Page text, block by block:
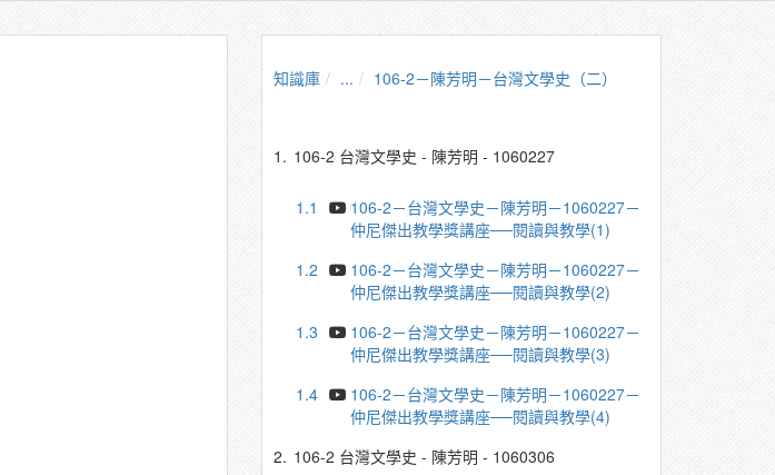
知識庫 ... 106-2－陳芳明－台灣文學史（二）
1. 106-2 台灣文學史 - 陳芳明 - 1060227
1.1
106-2－台灣文學史－陳芳明－1060227－
仲尼傑出教學獎講座──閱讀與教學(1)
1.2
106-2－台灣文學史－陳芳明－1060227－
仲尼傑出教學獎講座──閱讀與教學(2)
1.3
106-2－台灣文學史－陳芳明－1060227－
仲尼傑出教學獎講座──閱讀與教學(3)
1.4
106-2－台灣文學史－陳芳明－1060227－
仲尼傑出教學獎講座──閱讀與教學(4)
2. 106-2 台灣文學史 - 陳芳明 - 1060306